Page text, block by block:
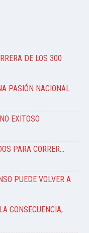
DE LOS 300
PASIÓN NACIONAL
EXITOSO
PARA CORRER…
PUEDE VOLVER A
CONSECUENCIA,